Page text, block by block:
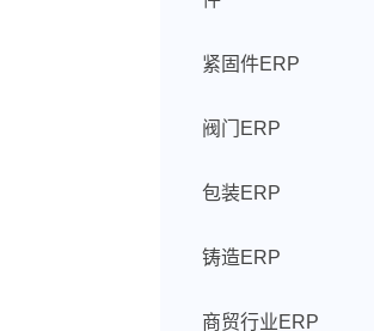
紧固件ERP
阀门ERP
包装ERP
铸造ERP
商贸行业ERP